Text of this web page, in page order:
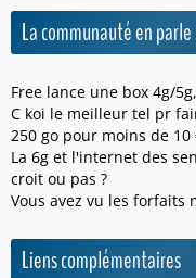
La communauté en parle
Free lance une box 4g/
C koi le meilleur tel pr
250 go pour moins de
La 6g et l'internet des
croit ou pas ?
Vous avez vu les forfaits
Liens complémentaires